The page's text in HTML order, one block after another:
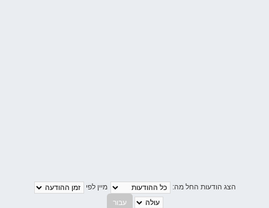
הצג הודעות החל מה: מיין לפי